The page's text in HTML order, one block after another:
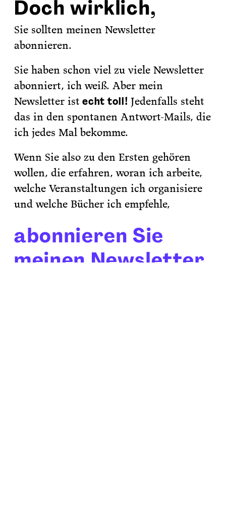
Doch wirklich,
Sie sollten meinen Newsletter
abonnieren.
Sie haben schon viel zu viele Newsletter
abonniert, ich weiß. Aber mein
Newsletter ist echt toll! Jedenfalls steht
das in den spontanen Antwort-Mails, die
ich jedes Mal bekomme.
Wenn Sie also zu den Ersten gehören
wollen, die erfahren, woran ich arbeite,
welche Veranstaltungen ich organisiere
und welche Bücher ich empfehle,
abonnieren Sie
meinen Newsletter.